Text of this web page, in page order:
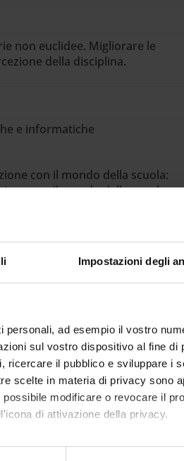
Impostazioni degli
personali, ad esempio il vostro
sul vostro dispositivo al fine di
ricercare il pubblico e sviluppare i
scelte in materia di privacy sono
modificare o revocare il
di attivazione della privacy.
non euclidee. Migliorare le
della disciplina.
e informatiche
con il mondo della scuola:
con il mondo della scuola